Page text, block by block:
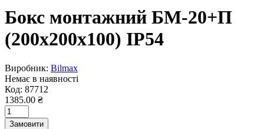
Бокс монтажний БМ-20+П
(200х200х100) IP54
Виробник: Bilmax
Немає в наявності
Код: 87712
1385.00 ₴
Замовити